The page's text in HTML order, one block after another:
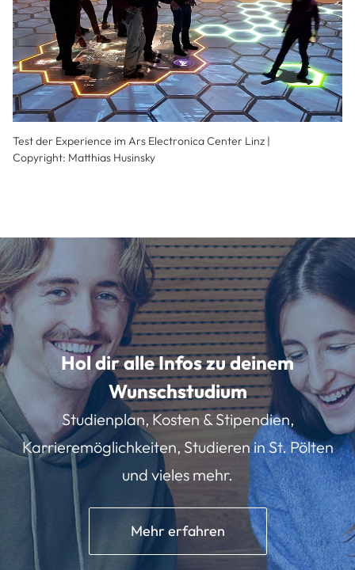
Test der Experience im Ars Electronica Center Linz |
Copyright: Matthias Husinsky
Hol dir alle Infos zu deinem
Wunschstudium
Studienplan, Kosten & Stipendien,
Karrieremöglichkeiten, Studieren in St. Pölten
und vieles mehr.
Mehr erfahren